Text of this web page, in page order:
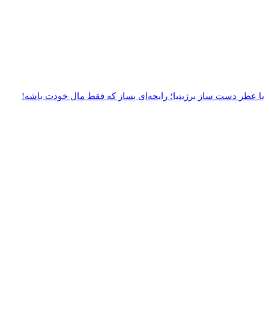
با عطر دست‌ ساز برژینیا؛ رایحه‌ای بساز که فقط مال خودت باشه!